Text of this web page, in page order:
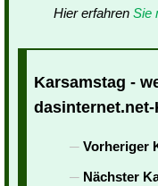
Hier erfahren Sie
Karsamstag -
Vorheriger
Nächster